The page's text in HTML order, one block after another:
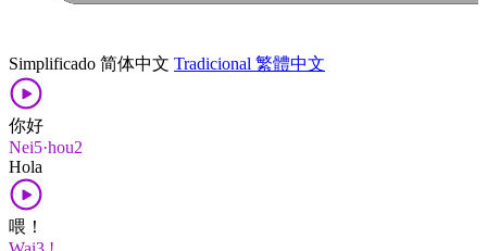
Simplificado 简体中文 Tradicional 繁體中文
你好
Nei5·hou2
Hola
喂！